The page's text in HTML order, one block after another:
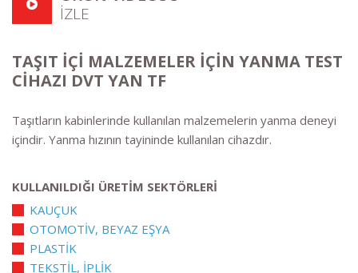
İZLE
TAŞIT İÇİ MALZEMELER İÇİN YANMA TEST
CİHAZI DVT YAN TF
Taşıtların kabinlerinde kullanılan malzemelerin yanma deneyi
içindir. Yanma hızının tayininde kullanılan cihazdır.
KULLANILDIĞI ÜRETİM SEKTÖRLERİ
KAUÇUK
OTOMOTİV, BEYAZ EŞYA
PLASTİK
TEKSTİL, İPLİK